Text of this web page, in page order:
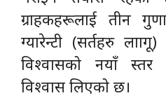
ग्राहकहरूलाई तीन
ग्यारेन्टी (सर्तहरु
विश्वासको नयाँ स्तर
विश्वास लिएको छ।